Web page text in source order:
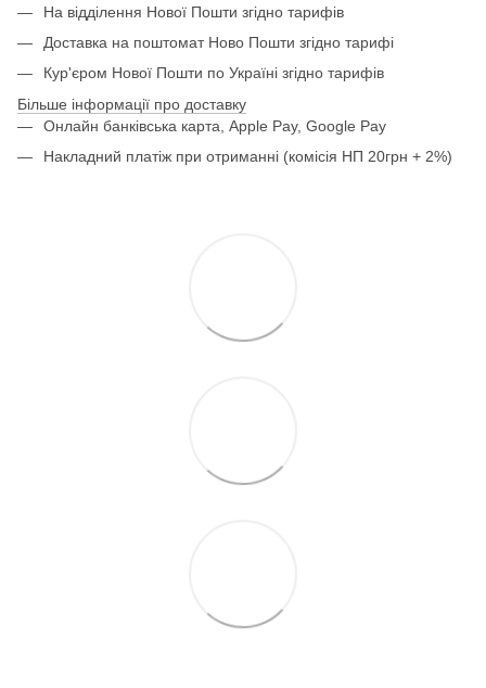
На відділення Нової Пошти згідно тарифів
Доставка на поштомат Ново Пошти згідно тарифі
Кур'єром Нової Пошти по Україні згідно тарифів
Більше інформації про доставку
Онлайн банківська карта, Apple Pay, Google Pay
Накладний платіж при отриманні (комісія НП 20грн + 2%)